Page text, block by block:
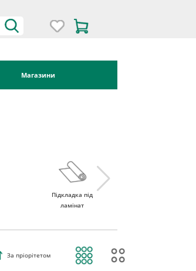
Магазини
Підкладка під
ламінат
За пріорітетом